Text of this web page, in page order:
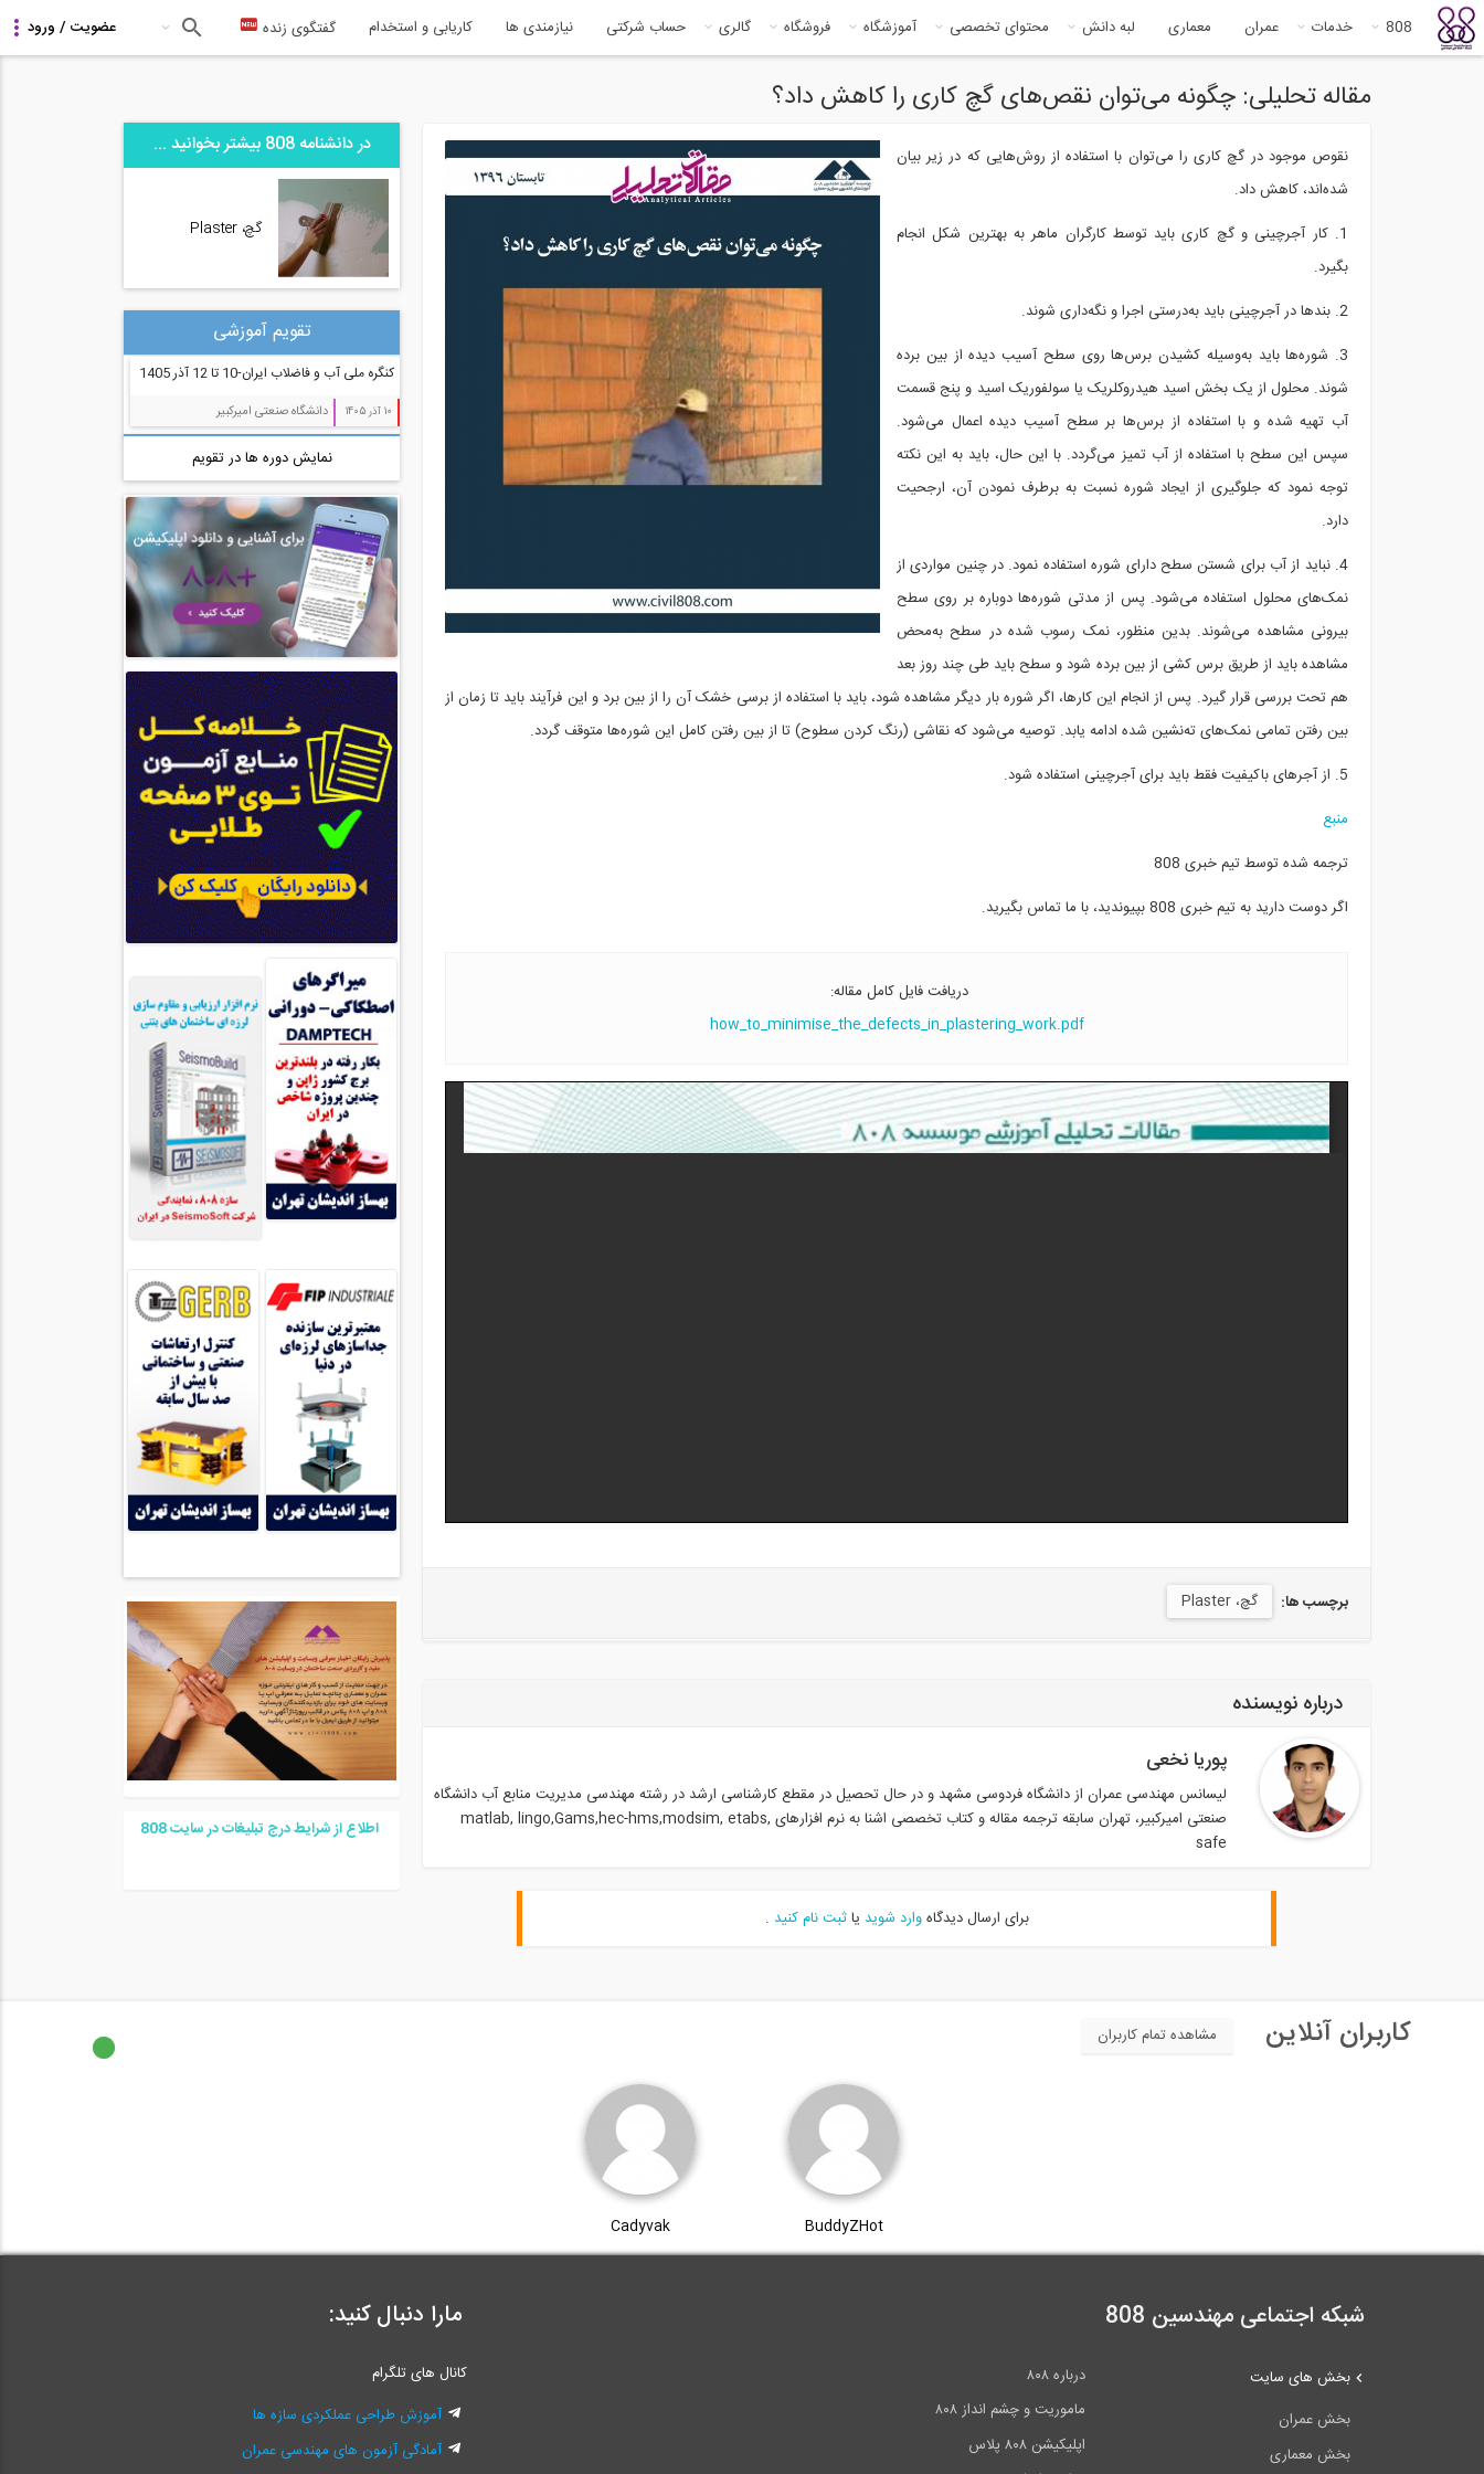
808 خدمات عمران معماری لبه دانش محتوای تخصصی آموزشگاه فروشگاه گالری حساب شرکتی نیازمندی ها کاریابی و استخدام گفتگوی زنده
مقاله تحلیلی: چگونه می‌توان نقص‌های گچ کاری را کاهش داد؟
نقوص موجود در گچ کاری را می‌توان با استفاده از روش‌هایی که در زیر بیان
شده‌اند، کاهش داد.
1. کار آجرچینی و گچ کاری باید توسط کارگران ماهر به بهترین شکل انجام
بگیرد.
2. بندها در آجرچینی باید به‌درستی اجرا و نگه‌داری شوند.
3. شوره‌ها باید به‌وسیله کشیدن برس‌ها روی سطح آسیب دیده از بین برده
شوند. محلول از یک بخش اسید هیدروکلریک یا سولفوریک اسید و پنج قسمت
آب تهیه شده و با استفاده از برس‌ها بر سطح آسیب دیده اعمال می‌شود.
سپس این سطح با استفاده از آب تمیز می‌گردد. با این حال، باید به این نکته
توجه نمود که جلوگیری از ایجاد شوره نسبت به برطرف نمودن آن، ارجحیت
دارد.
4. نباید از آب برای شستن سطح دارای شوره استفاده نمود. در چنین مواردی از
نمک‌های محلول استفاده می‌شود. پس از مدتی شوره‌ها دوباره بر روی سطح
بیرونی مشاهده می‌شوند. بدین منظور، نمک رسوب شده در سطح به‌محض
مشاهده باید از طریق برس کشی از بین برده شود و سطح باید طی چند روز بعد
هم تحت بررسی قرار گیرد. پس از انجام این کارها، اگر شوره بار دیگر مشاهده شود، باید با استفاده از برسی خشک آن را از بین برد و این فرآیند باید تا زمان از
بین رفتن تمامی نمک‌های ته‌نشین شده ادامه یابد. توصیه می‌شود که نقاشی (رنگ کردن سطوح) تا از بین رفتن کامل این شوره‌ها متوقف گردد.
5. از آجرهای باکیفیت فقط باید برای آجرچینی استفاده شود.
منبع
ترجمه شده توسط تیم خبری 808
اگر دوست دارید به تیم خبری 808 بپیوندید، با ما تماس بگیرید.
دریافت فایل کامل مقاله:‌
how_to_minimise_the_defects_in_plastering_work.pdf
برچسب ها: گچ، Plaster
درباره نویسنده
پوریا نخعی
لیسانس مهندسی عمران از دانشگاه فردوسی مشهد و در حال تحصیل در مقطع کارشناسی ارشد در رشته مهندسی مدیریت منابع آب دانشگاه
صنعتی امیرکبیر، تهران سابقه ترجمه مقاله و کتاب تخصصی اشنا به نرم افزارهای matlab, lingo,Gams,hec-hms,modsim, etabs,
safe
برای ارسال دیدگاهوارد شوید یاثبت نام کنید .
در دانشنامه 808 بیشتر بخوانید ...
گچ، Plaster
تقویم آموزشی
کنگره ملی آب و فاضلاب ایران-10 تا 12 آذر 1405
10 آذر 1405 دانشگاه صنعتی امیرکبیر
نمایش دوره ها در تقویم
اطلاع از شرایط درج تبلیغات در سایت 808
کاربران آنلاین مشاهده تمام کاربران
BuddyZHot
Cadyvak
شبکه اجتماعی مهندسین 808
درباره ۸۰۸
ماموریت و چشم انداز ۸۰۸
اپلیکیشن ۸۰۸ پلاس
بخش های سایت
بخش عمران
بخش معماری
مارا دنبال کنید:
کانال های تلگرام
آموزش طراحی عملکردی سازه ها
آمادگی آزمون های مهندسی عمران